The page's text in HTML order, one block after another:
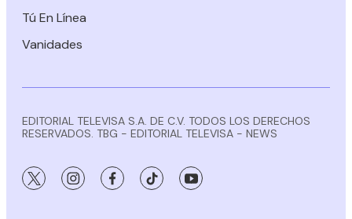
Tú En Línea
Vanidades
EDITORIAL TELEVISA S.A. DE C.V. TODOS LOS DERECHOS
RESERVADOS. TBG - EDITORIAL TELEVISA - NEWS
twitter instagramfacebooktiktok youtube